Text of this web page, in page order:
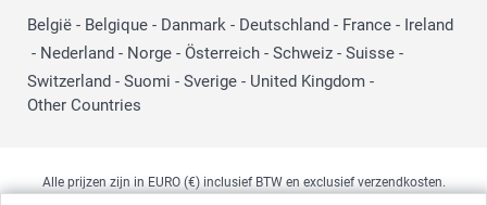
België - Belgique - Danmark - Deutschland - France - Ireland
- Nederland - Norge - Österreich - Schweiz - Suisse -
Switzerland - Suomi - Sverige - United Kingdom -
Other Countries
Alle prijzen zijn in EURO (€) inclusief BTW en exclusief verzendkosten.